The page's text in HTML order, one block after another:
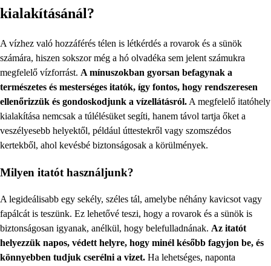
kialakításánál?
A vízhez való hozzáférés télen is létkérdés a rovarok és a sünök
számára, hiszen sokszor még a hó olvadéka sem jelent számukra
megfelelő vízforrást. A mínuszokban gyorsan befagynak a
természetes és mesterséges itatók, így fontos, hogy rendszeresen
ellenőrizzük és gondoskodjunk a vízellátásról. A megfelelő itatóhely
kialakítása nemcsak a túlélésüket segíti, hanem távol tartja őket a
veszélyesebb helyektől, például úttestekről vagy szomszédos
kertekből, ahol kevésbé biztonságosak a körülmények.
Milyen itatót használjunk?
A legideálisabb egy sekély, széles tál, amelybe néhány kavicsot vagy
fapálcát is teszünk. Ez lehetővé teszi, hogy a rovarok és a sünök is
biztonságosan igyanak, anélkül, hogy belefulladnának. Az itatót
helyezzük napos, védett helyre, hogy minél később fagyjon be, és
könnyebben tudjuk cserélni a vizet. Ha lehetséges, naponta